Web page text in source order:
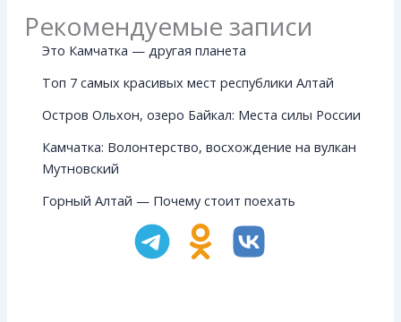
Рекомендуемые записи
Это Камчатка — другая планета
Топ 7 самых красивых мест республики Алтай
Остров Ольхон, озеро Байкал: Места силы России
Камчатка: Волонтерство, восхождение на вулкан
Мутновский
Горный Алтай — Почему стоит поехать